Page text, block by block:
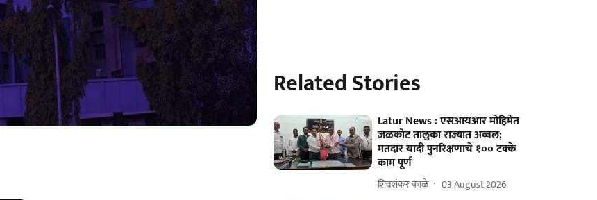
Related Stories
Latur News : एसआयआर मोहिमेत
जळकोट तालुका राज्यात अव्वल;
मतदार यादी पुनरिक्षणाचे १०० टक्के
काम पूर्ण
शिवशंकर काळे 03 August 2026